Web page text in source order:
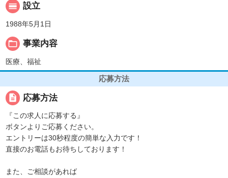
calendar_view_day 設立
1988年5月1日
folder_open 事業内容
医療、福祉
応募方法
description 応募方法
『この求人に応募する』
ボタンよりご応募ください。
エントリーは30秒程度の簡単な入力です！
直接のお電話もお待ちしております！
また、ご相談があれば